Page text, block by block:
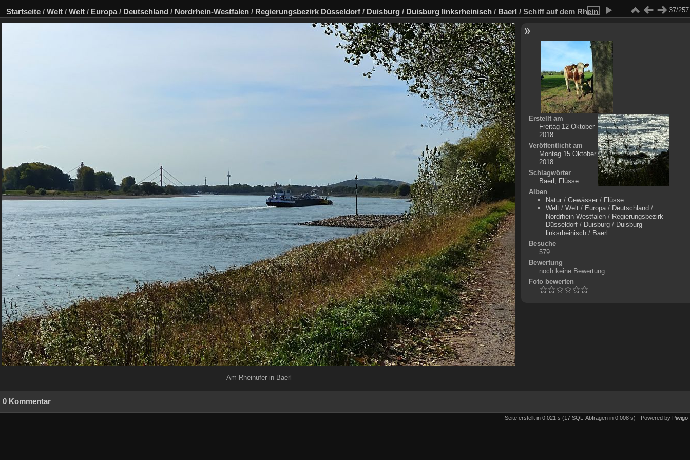
Startseite / Welt / Welt / Europa/ Deutschland / Nordrhein-Westfalen / Regierungsbezirk Düsseldorf / Duisburg / Duisburg linksrheinisch / Baerl / Schiff auf dem Rhein 37/257
Am Rheinufer in Baerl
Erstellt am
Freitag 12 Oktober
2018
Veröffentlicht am
Montag 15 Oktober
2018
Schlagwörter
Baerl , Flüsse
Alben
Natur/ Gewässer/ Flüsse
Welt/ Welt/ Europa/ Deutschland /
Nordrhein-Westfalen/ Regierungsbezirk
Düsseldorf/ Duisburg/ Duisburg
linksrheinisch/ Baerl
Besuche
579
Bewertung
noch keine Bewertung
Foto bewerten
0 Kommentar
Seite erstellt in 0.021 s (17 SQL-Abfragen in 0.008 s) - Powered by Piwigo